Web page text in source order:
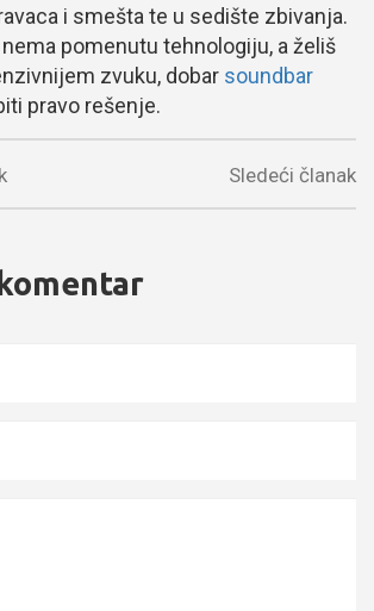
i smešta te u sedište zbivanja.
pomenutu tehnologiju, a želiš
zvuku, dobar soundbar
pravo rešenje.
Sledeći članak